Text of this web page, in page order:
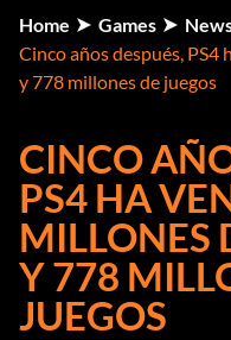
Home Games
Cinco años después,
y 778 millones de juegos
CINCO
PS4 HA
MILLONES
Y 778
JUEGOS